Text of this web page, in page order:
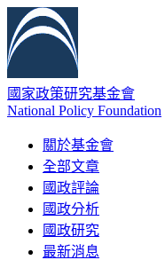
國家政策研究基金會
National Policy Foundation
關於基金會
全部文章
國政評論
國政分析
國政研究
最新消息